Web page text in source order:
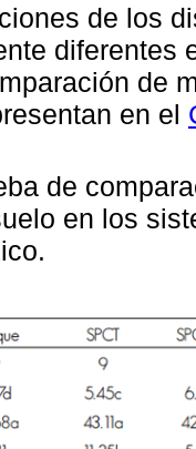
de los
diferentes
de
en el
de
en los